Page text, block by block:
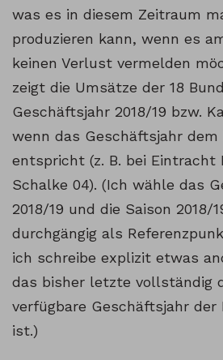
was es in diesem Zeitraum
produzieren kann, wenn es
keinen Verlust vermelden
zeigt die Umsätze der 18
Geschäftsjahr 2018/19 bzw.
wenn das Geschäftsjahr dem
entspricht (z. B. bei Eintracht
Schalke 04). (Ich wähle das
2018/19 und die Saison 2018/
durchgängig als
ich schreibe explizit etwas
das bisher letzte vollständig
verfügbare Geschäftsjahr der
ist.)